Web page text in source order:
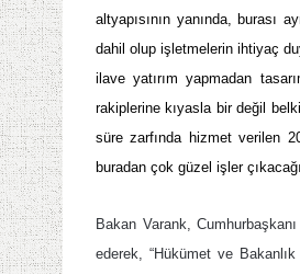
altyapısının yanında, burası
dahil olup işletmelerin ihtiyaç
ilave yatırım yapmadan
rakiplerine kıyasla bir değil
süre zarfında hizmet verilen
buradan çok güzel işler
Bakan Varank,
ederek, “Hükümet ve